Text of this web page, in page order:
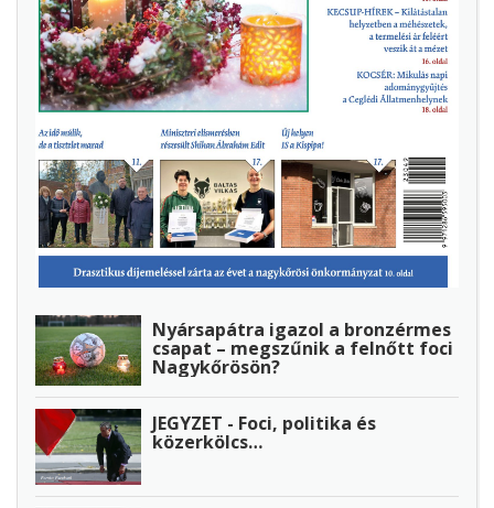
Nyársapátra igazol a bronzérmes
csapat – megszűnik a felnőtt foci
Nagykőrösön?
JEGYZET - Foci, politika és
közerkölcs…